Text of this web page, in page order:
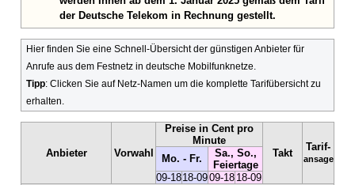
der Deutsche Telekom in Rechnung gestellt.
Hier finden Sie eine Schnell-Übersicht der günstigen Anbieter für
Anrufe aus dem Festnetz in deutsche Mobilfunknetze.
Tipp: Clicken Sie auf Netz-Namen um die komplette Tarifübersicht zu
erhalten.
Anbieter Vorwahl
Preise in Cent pro
Minute
Takt
Tarif-
ansage
Mo. - Fr.
Sa., So.,
Feiertage
09-1818-0909-18 18-09